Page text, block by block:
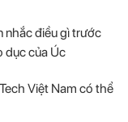
nhắc điều gì trước
dục của Úc
Việt Nam có thể